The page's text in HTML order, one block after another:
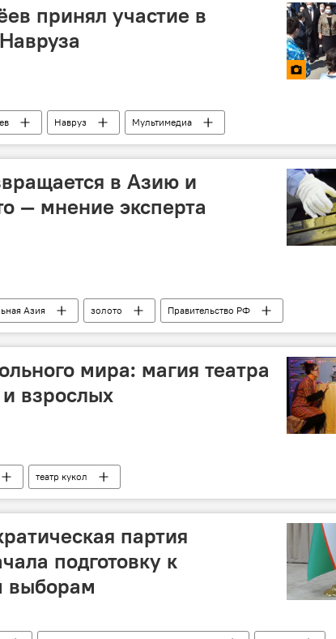
принял участие в
Навруз Мультимедиа
в Азию и
— мнение эксперта
Азия золото Правительство РФ
мира: магия театра
взрослых
театр кукол
партия
подготовку к
выборам